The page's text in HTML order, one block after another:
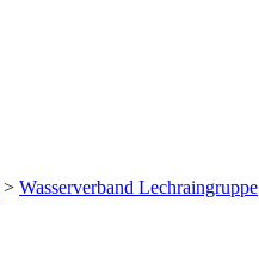
> Wasserverband Lechraingruppe